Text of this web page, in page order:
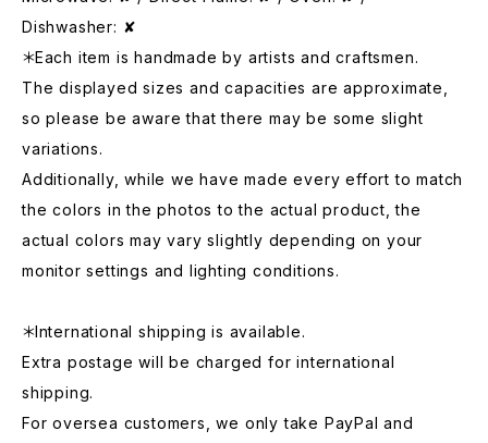
Dishwasher: ✘
＊Each item is handmade by artists and craftsmen.
The displayed sizes and capacities are approximate,
so please be aware that there may be some slight
variations.
Additionally, while we have made every effort to match
the colors in the photos to the actual product, the
actual colors may vary slightly depending on your
monitor settings and lighting conditions.
＊International shipping is available.
Extra postage will be charged for international
shipping.
For oversea customers, we only take PayPal and